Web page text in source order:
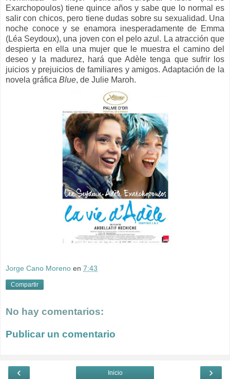
Exarchopoulos) tiene quince años y sabe que lo normal es
salir con chicos, pero tiene dudas sobre su sexualidad. Una
noche conoce y se enamora inesperadamente de Emma
(Léa Seydoux), una joven con el pelo azul. La atracción que
despierta en ella una mujer que le muestra el camino del
deseo y la madurez, hará que Adèle tenga que sufrir los
juicios y prejuicios de familiares y amigos. Adaptación de la
novela gráfica Blue, de Julie Maroh.
Jorge Cano Moreno en 7:43
Compartir
No hay comentarios:
Publicar un comentario
‹ ›
Inicio